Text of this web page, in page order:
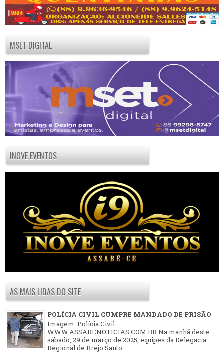
MSET DIGITAL
INOVE EVENTOS
AS MAIS LIDAS DO SITE
POLÍCIA CIVIL CUMPRE MANDADO DE PRISÃO
Imagem: Polícia Civil
WWW.ASSARENOTICIAS.COM.BR Na manhã deste
sábado, 29 de março de 2025, equipes da Delegacia
Regional de Brejo Santo ...